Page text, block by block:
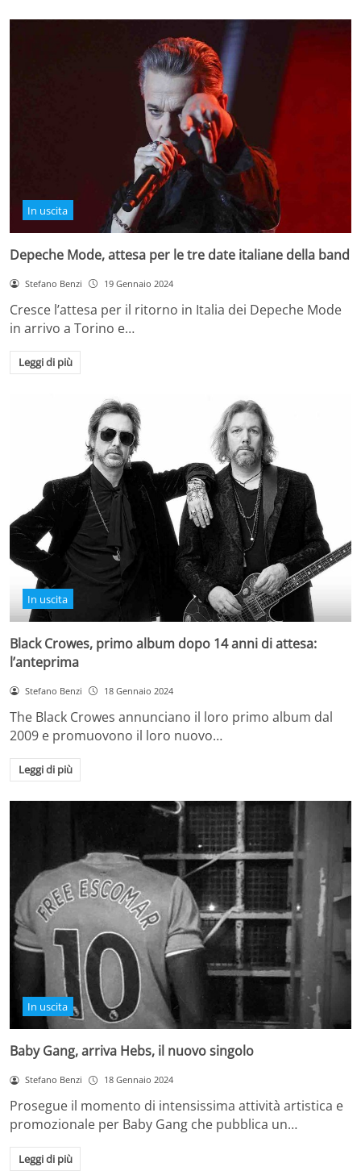
In uscita
Depeche Mode, attesa per le tre date italiane della band
Stefano Benzi 19 Gennaio 2024
Cresce l’attesa per il ritorno in Italia dei Depeche Mode
in arrivo a Torino e…
Leggi di più
In uscita
Black Crowes, primo album dopo 14 anni di attesa:
l’anteprima
Stefano Benzi 18 Gennaio 2024
The Black Crowes annunciano il loro primo album dal
2009 e promuovono il loro nuovo…
Leggi di più
In uscita
Baby Gang, arriva Hebs, il nuovo singolo
Stefano Benzi 18 Gennaio 2024
Prosegue il momento di intensissima attività artistica e
promozionale per Baby Gang che pubblica un…
Leggi di più